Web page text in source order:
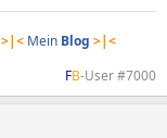
>|< Mein Blog >|<
FB-User #7000​